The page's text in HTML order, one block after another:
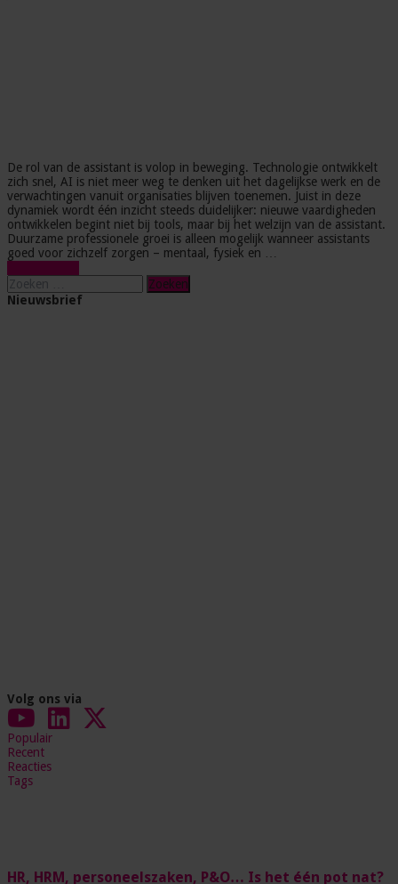
De rol van de assistant is volop in beweging. Technologie ontwikkelt
zich snel, AI is niet meer weg te denken uit het dagelijkse werk en de
verwachtingen vanuit organisaties blijven toenemen. Juist in deze
dynamiek wordt één inzicht steeds duidelijker: nieuwe vaardigheden
ontwikkelen begint niet bij tools, maar bij het welzijn van de assistant.
Duurzame professionele groei is alleen mogelijk wanneer assistants
goed voor zichzelf zorgen – mentaal, fysiek en …
Zoeken
naar:
Nieuwsbrief
Volg ons via
Populair
Recent
Reacties
Tags
HR, HRM, personeelszaken, P&O… Is het één pot nat?